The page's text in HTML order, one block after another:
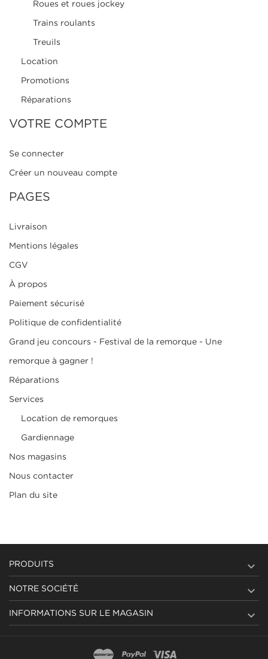
Roues et roues jockey
Trains roulants
Treuils
Location
Promotions
Réparations
VOTRE COMPTE
Se connecter
Créer un nouveau compte
PAGES
Livraison
Mentions légales
CGV
À propos
Paiement sécurisé
Politique de confidentialité
Grand jeu concours - Festival de la remorque - Une
remorque à gagner !
Réparations
Services
Location de remorques
Gardiennage
Nos magasins
Nous contacter
Plan du site
PRODUITS 
NOTRE SOCIÉTÉ 
INFORMATIONS SUR LE MAGASIN 